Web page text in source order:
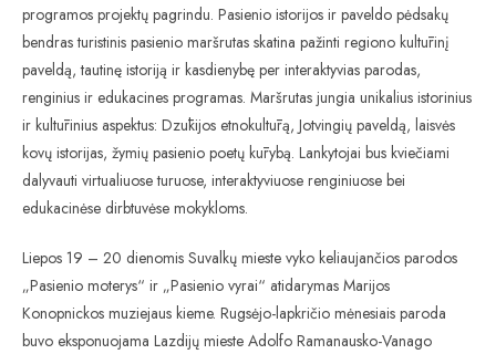
programos projektų pagrindu. Pasienio istorijos ir paveldo pėdsakų
bendras turistinis pasienio maršrutas skatina pažinti regiono kultūrinį
paveldą, tautinę istoriją ir kasdienybę per interaktyvias parodas,
renginius ir edukacines programas. Maršrutas jungia unikalius istorinius
ir kultūrinius aspektus: Dzūkijos etnokultūrą, Jotvingių paveldą, laisvės
kovų istorijas, žymių pasienio poetų kūrybą. Lankytojai bus kviečiami
dalyvauti virtualiuose turuose, interaktyviuose renginiuose bei
edukacinėse dirbtuvėse mokykloms.
Liepos 19 – 20 dienomis Suvalkų mieste vyko keliaujančios parodos
„Pasienio moterys“ ir „Pasienio vyrai“ atidarymas Marijos
Konopnickos muziejaus kieme. Rugsėjo-lapkričio mėnesiais paroda
buvo eksponuojama Lazdijų mieste Adolfo Ramanausko-Vanago